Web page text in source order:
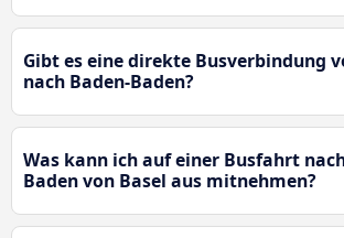
Gibt es eine direkte Busverbindung
nach Baden-Baden?
Was kann ich auf einer Busfahrt
Baden von Basel aus mitnehmen?